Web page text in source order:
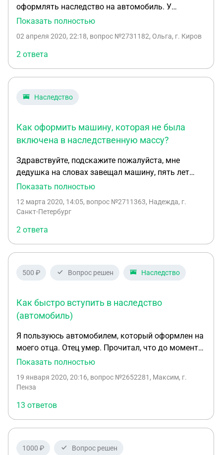
оформлять наследство на автомобиль. У
покойного есть родная сестра и отец. Эти двое
Машину планирую продавать, придется деньги на
троих делить?
Показать полностью
02 апреля 2020, 22:18, вопрос №2731182, Ольга, г. Киров
2 ответа
Наследство
Как оформить машину, которая не была
включена в наследственную массу?
Здравствуйте, подскажите пожалуйста, мне
дедушка на словах завещал машину, пять лет
назад он умер, два его сына (мой папа с братом)
так как она "моя", я на тот момент не догадалась
стоит и стоит. И только сейчас узнала, что все
сроки просрочены. Что делать в такой ситуации?
Показать полностью
12 марта 2020, 14:05, вопрос №2711363, Надежда, г.
Санкт-Петербург
2 ответа
500 ₽ Вопрос решен Наследство
Как быстро вступить в наследство
(автомобиль)
Я пользуюсь автомобилем, который оформлен на
моего отца. Отец умер. Прочитал, что до момента
вступления в наследство теперь я не имею права
понял займёт полгода. Из наследников первой
мать отца Автомобиль - не единственное
имущество покойного. Задача: как можно скорее
получить возможность легального
Показать полностью
19 января 2020, 20:16, вопрос №2652281, Максим, г.
Пенза
13 ответов
1000 ₽ Вопрос решен